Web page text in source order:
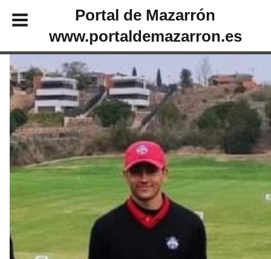
Portal de Mazarrón
www.portaldemazarron.es